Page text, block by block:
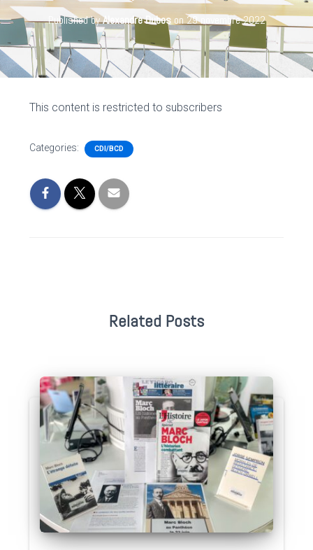
Published byAlexandre Duboson 29 novembre 2022
This content is restricted to subscribers
Categories: CDI/BCD
Related Posts